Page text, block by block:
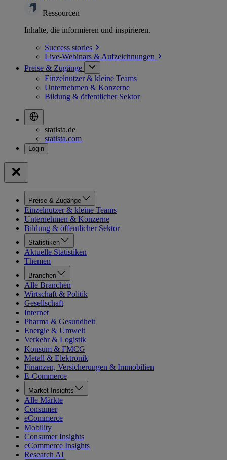
Ressourcen
Inhalte, die informieren und inspirieren.
Success stories
Live-Webinars & Aufzeichnungen
Preise & Zugänge
Einzelnutzer & kleine Teams
Unternehmen & Konzerne
Bildung & öffentlicher Sektor
statista.de
statista.com
Preise & Zugänge
Einzelnutzer & kleine Teams
Unternehmen & Konzerne
Bildung & öffentlicher Sektor
Statistiken
Aktuelle Statistiken
Themen
Branchen
Alle Branchen
Wirtschaft & Politik
Gesellschaft
Internet
Pharma & Gesundheit
Energie & Umwelt
Verkehr & Logistik
Konsum & FMCG
Metall & Elektronik
Finanzen, Versicherungen & Immobilien
E-Commerce
Market Insights
Alle Märkte
Consumer
eCommerce
Mobility
Consumer Insights
eCommerce Insights
Research AI